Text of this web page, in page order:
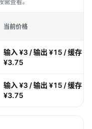
查看。
当前价格
输入 ¥3 / 输出 ¥15 / 缓存
¥3.75
输入 ¥3 / 输出 ¥15 / 缓存
¥3.75